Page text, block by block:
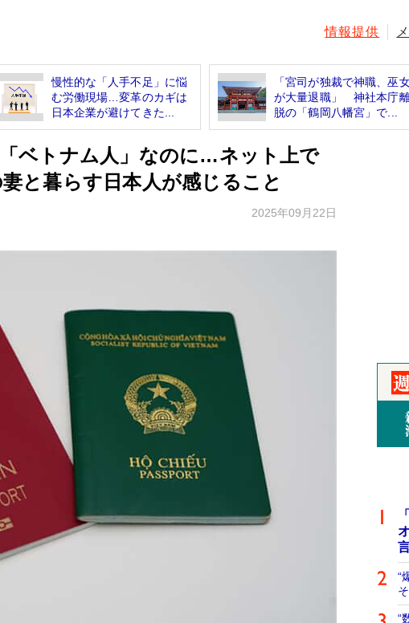
情報提供
慢性的な「人手不足」に悩
む労働現場…変革のカギは
日本企業が避けてきた...
「宮司が独裁で神職、巫
が大量退職」 神社本庁
脱の「鶴岡八幡宮」で...
ベトナム人」なのに…ネット上で
と暮らす日本人が感じること
2025年09月22日
“
“